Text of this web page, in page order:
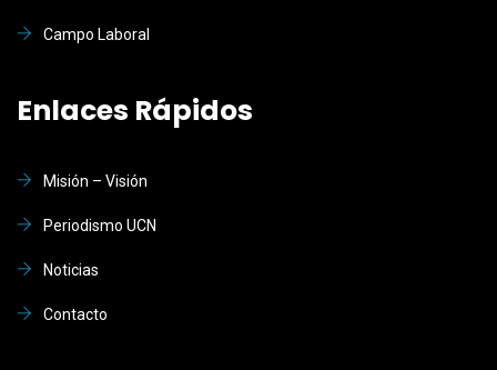
Campo Laboral
Enlaces Rápidos
Misión – Visión
Periodismo UCN
Noticias
Contacto